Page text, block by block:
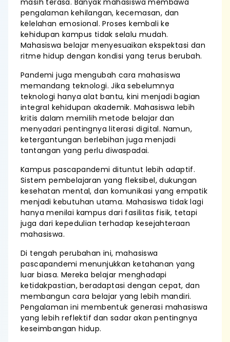
masih terasa. Banyak mahasiswa membawa
pengalaman kehilangan, kecemasan, dan
kelelahan emosional. Proses kembali ke
kehidupan kampus tidak selalu mudah.
Mahasiswa belajar menyesuaikan ekspektasi dan
ritme hidup dengan kondisi yang terus berubah.
Pandemi juga mengubah cara mahasiswa
memandang teknologi. Jika sebelumnya
teknologi hanya alat bantu, kini menjadi bagian
integral kehidupan akademik. Mahasiswa lebih
kritis dalam memilih metode belajar dan
menyadari pentingnya literasi digital. Namun,
ketergantungan berlebihan juga menjadi
tantangan yang perlu diwaspadai.
Kampus pascapandemi dituntut lebih adaptif.
Sistem pembelajaran yang fleksibel, dukungan
kesehatan mental, dan komunikasi yang empatik
menjadi kebutuhan utama. Mahasiswa tidak lagi
hanya menilai kampus dari fasilitas fisik, tetapi
juga dari kepedulian terhadap kesejahteraan
mahasiswa.
Di tengah perubahan ini, mahasiswa
pascapandemi menunjukkan ketahanan yang
luar biasa. Mereka belajar menghadapi
ketidakpastian, beradaptasi dengan cepat, dan
membangun cara belajar yang lebih mandiri.
Pengalaman ini membentuk generasi mahasiswa
yang lebih reflektif dan sadar akan pentingnya
keseimbangan hidup.